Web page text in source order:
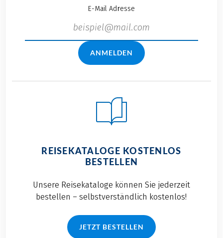
E-Mail Adresse
ANMELDEN
REISEKATALOGE KOSTENLOS
BESTELLEN
Unsere Reisekataloge können Sie jederzeit
bestellen – selbstverständlich kostenlos!
JETZT BESTELLEN